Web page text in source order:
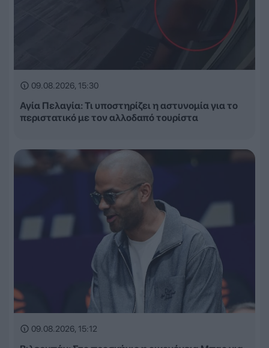
09.08.2026, 15:30
Αγία Πελαγία: Τι υποστηρίζει η αστυνομία για το
περιστατικό με τον αλλοδαπό τουρίστα
09.08.2026, 15:12